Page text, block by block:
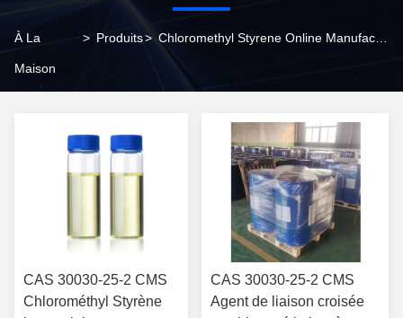
À La
Maison
> Produits>
CAS 30030-25-2 CMS
Chlorométhyl Styrène
CAS 30030-25-2 CMS
Agent de liaison croisée